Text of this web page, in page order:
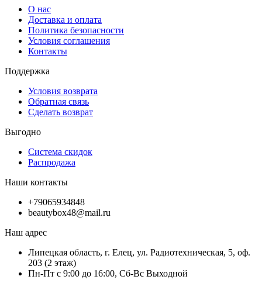
О нас
Доставка и оплата
Политика безопасности
Условия соглашения
Контакты
Поддержка
Условия возврата
Обратная связь
Сделать возврат
Выгодно
Система скидок
Распродажа
Наши контакты
+79065934848
beautybox48@mail.ru
Наш адрес
Липецкая область, г. Елец, ул. Радиотехническая, 5, оф.
203 (2 этаж)
Пн-Пт с 9:00 до 16:00, Сб-Вс Выходной